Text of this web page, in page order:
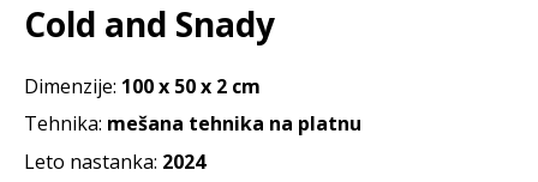
Cold and Snady
Dimenzije: 100 x 50 x 2 cm
Tehnika: mešana tehnika na platnu
Leto nastanka: 2024